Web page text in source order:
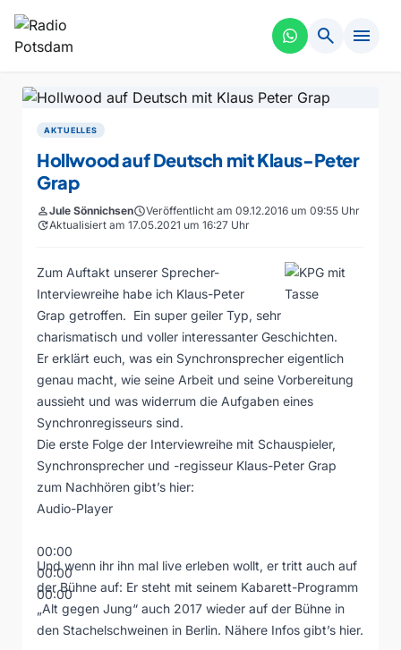
search menu
AKTUELLES
Hollwood auf Deutsch mit Klaus-Peter
Grap
personJule SönnichsenscheduleVeröffentlicht am 09.12.2016 um 09:55 Uhr
updateAktualisiert am 17.05.2021 um 16:27 Uhr
Zum Auftakt unserer Sprecher-
Interviewreihe habe ich Klaus-Peter
Grap getroffen. Ein super geiler Typ, sehr
charismatisch und voller interessanter Geschichten.
Er erklärt euch, was ein Synchronsprecher eigentlich
genau macht, wie seine Arbeit und seine Vorbereitung
aussieht und was widerrum die Aufgaben eines
Synchronregisseurs sind.
Die erste Folge der Interviewreihe mit Schauspieler,
Synchronsprecher und -regisseur Klaus-Peter Grap
zum Nachhören gibt’s hier:
Audio-Player
00:00
00:00
00:00
Und wenn ihr ihn mal live erleben wollt, er tritt auch auf
der Bühne auf: Er steht mit seinem Kabarett-Programm
„Alt gegen Jung“ auch 2017 wieder auf der Bühne in
den Stachelschweinen in Berlin. Nähere Infos gibt’s hier.